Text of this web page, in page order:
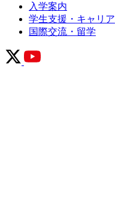
入学案内
学生支援・キャリア
国際交流・留学